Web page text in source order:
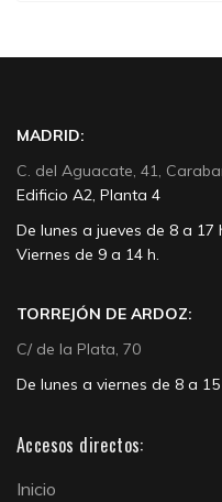
MADRID:
C. del Aguacate, 41,
Edificio A2, Planta 4
De lunes a jueves de 8 a 17
Viernes de 9 a 14 h.
TORREJÓN DE ARDOZ:
C/ de la Plata, 70
De lunes a viernes de 8 a 15
Accesos directos:
Inicio